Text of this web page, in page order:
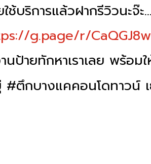
ใช้บริการแล้วฝากรีวิวนะ
g.page/r/
นป้ายทักหาเราเลย พร้อม
#ตึกบางแคคอนโดทาวน์